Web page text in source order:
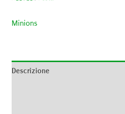
Minions
Descrizione